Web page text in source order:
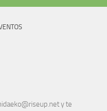
y te